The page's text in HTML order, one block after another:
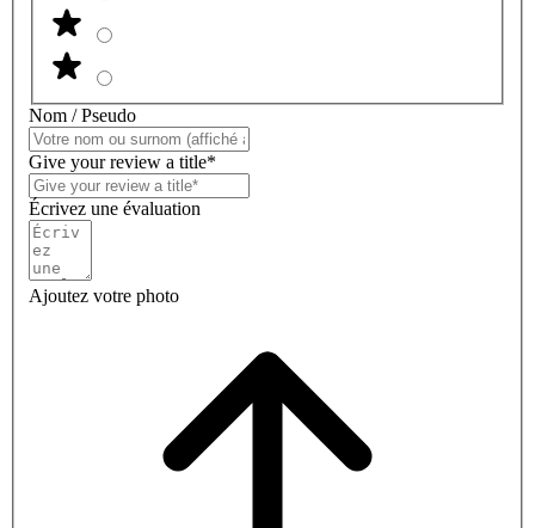
Nom / Pseudo
Give your review a title*
Écrivez une évaluation
Ajoutez votre photo